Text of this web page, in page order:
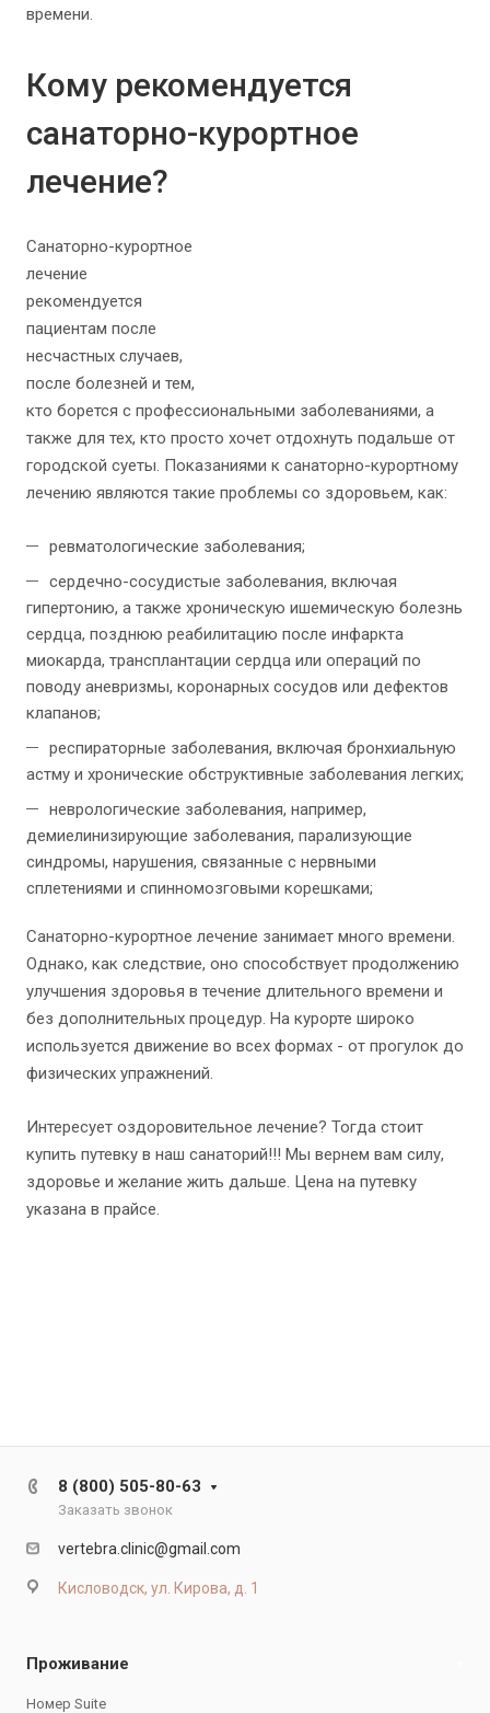
времени.
Кому рекомендуется
санаторно-курортное
лечение?
Санаторно-курортное
лечение
рекомендуется
пациентам после
несчастных случаев,
после болезней и тем,
кто борется с профессиональными заболеваниями, а
также для тех, кто просто хочет отдохнуть подальше от
городской суеты. Показаниями к санаторно-курортному
лечению являются такие проблемы со здоровьем, как:
ревматологические заболевания;
сердечно-сосудистые заболевания, включая
гипертонию, а также хроническую ишемическую болезнь
сердца, позднюю реабилитацию после инфаркта
миокарда, трансплантации сердца или операций по
поводу аневризмы, коронарных сосудов или дефектов
клапанов;
респираторные заболевания, включая бронхиальную
астму и хронические обструктивные заболевания легких;
неврологические заболевания, например,
демиелинизирующие заболевания, парализующие
синдромы, нарушения, связанные с нервными
сплетениями и спинномозговыми корешками;
Санаторно-курортное лечение занимает много времени.
Однако, как следствие, оно способствует продолжению
улучшения здоровья в течение длительного времени и
без дополнительных процедур. На курорте широко
используется движение во всех формах - от прогулок до
физических упражнений.
Интересует оздоровительное лечение? Тогда стоит
купить путевку в наш санаторий!!! Мы вернем вам силу,
здоровье и желание жить дальше. Цена на путевку
указана в прайсе.
8 (800) 505-80-63
Заказать звонок
vertebra.clinic@gmail.com
Кисловодск, ул. Кирова, д. 1
Проживание
Номер Suite